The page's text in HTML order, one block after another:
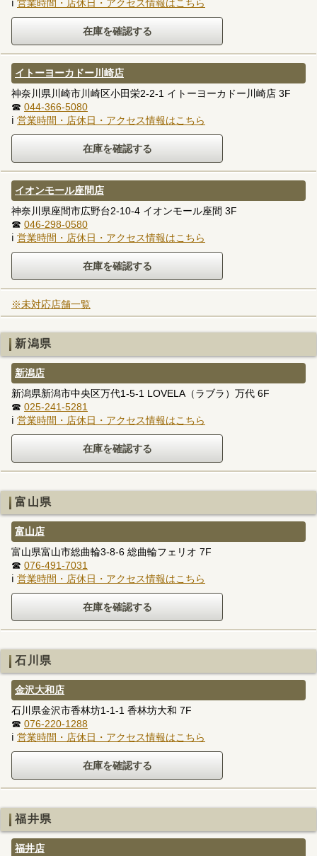
ℹ 営業時間・店休日・アクセス情報はこちら
イトーヨーカドー川崎店
神奈川県川崎市川崎区小田栄2-2-1 イトーヨーカドー川崎店 3F
☎ 044-366-5080
ℹ 営業時間・店休日・アクセス情報はこちら
イオンモール座間店
神奈川県座間市広野台2-10-4 イオンモール座間 3F
☎ 046-298-0580
ℹ 営業時間・店休日・アクセス情報はこちら
※未対応店舗一覧
新潟県
新潟店
新潟県新潟市中央区万代1-5-1 LOVELA（ラブラ）万代 6F
☎ 025-241-5281
ℹ 営業時間・店休日・アクセス情報はこちら
富山県
富山店
富山県富山市総曲輪3-8-6 総曲輪フェリオ 7F
☎ 076-491-7031
ℹ 営業時間・店休日・アクセス情報はこちら
石川県
金沢大和店
石川県金沢市香林坊1-1-1 香林坊大和 7F
☎ 076-220-1288
ℹ 営業時間・店休日・アクセス情報はこちら
福井県
福井店